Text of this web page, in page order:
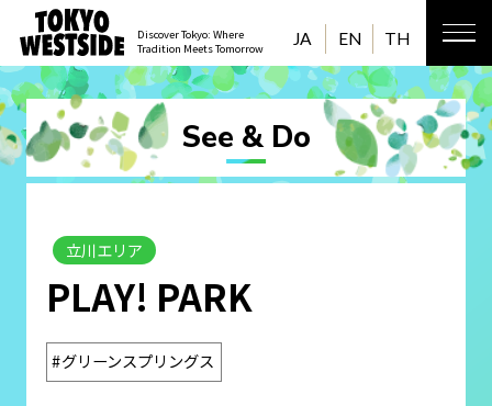
Discover Tokyo: Where
Tradition Meets Tomorrow
JA EN TH
See & Do
立川エリア
PLAY! PARK
グリーンスプリングス